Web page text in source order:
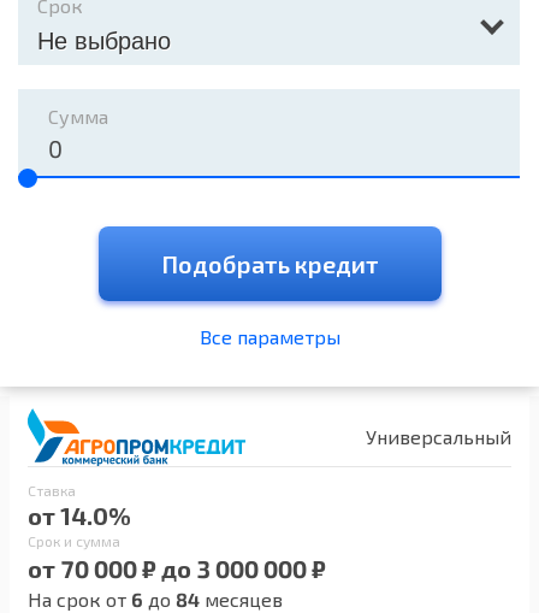
Срок
Не выбрано
Сумма
Подобрать кредит
Все параметры
Универсальный
Ставка
от 14.0%
Срок и сумма
от 70 000 ₽ до 3 000 000 ₽
На срок от 6 до 84 месяцев